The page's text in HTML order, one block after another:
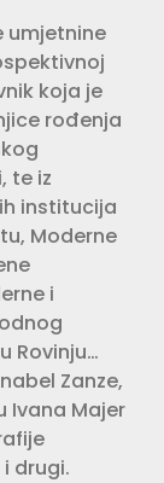
umjetnine
koja je
rođenja
te iz
institucija
Moderne
i
Rovinju…
Zanze,
Ivana Majer
drugi.